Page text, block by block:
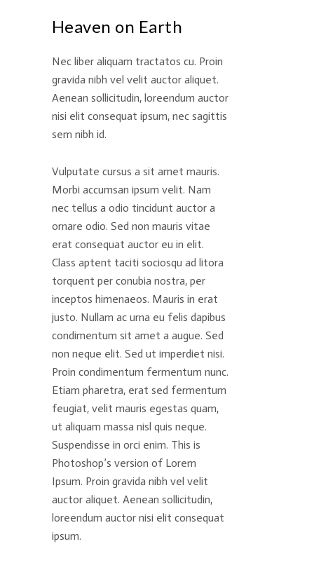
Heaven on Earth
Nec liber aliquam tractatos cu. Proin
gravida nibh vel velit auctor aliquet.
Aenean sollicitudin, loreendum auctor
nisi elit consequat ipsum, nec sagittis
sem nibh id.
Vulputate cursus a sit amet mauris.
Morbi accumsan ipsum velit. Nam
nec tellus a odio tincidunt auctor a
ornare odio. Sed non mauris vitae
erat consequat auctor eu in elit.
Class aptent taciti sociosqu ad litora
torquent per conubia nostra, per
inceptos himenaeos. Mauris in erat
justo. Nullam ac urna eu felis dapibus
condimentum sit amet a augue. Sed
non neque elit. Sed ut imperdiet nisi.
Proin condimentum fermentum nunc.
Etiam pharetra, erat sed fermentum
feugiat, velit mauris egestas quam,
ut aliquam massa nisl quis neque.
Suspendisse in orci enim. This is
Photoshop’s version of Lorem
Ipsum. Proin gravida nibh vel velit
auctor aliquet. Aenean sollicitudin,
loreendum auctor nisi elit consequat
ipsum.